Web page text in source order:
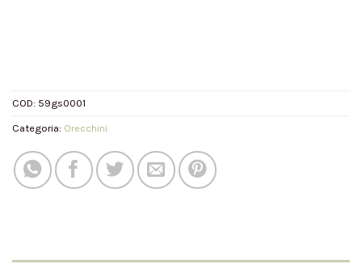
COD: 59gs0001
Categoria: Orecchini